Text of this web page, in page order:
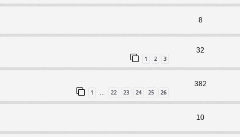
8
1 2 3
32
1 22 23 24 25 26
382
10